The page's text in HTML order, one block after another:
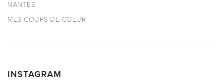
NANTES
MES COUPS DE COEUR
INSTAGRAM